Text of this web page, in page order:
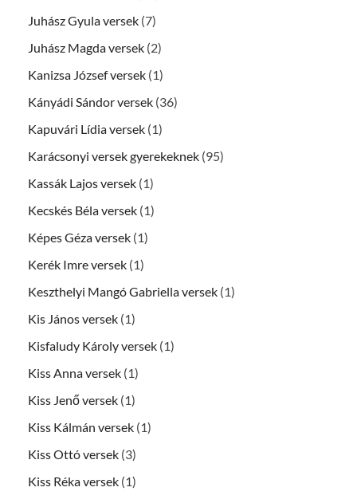
Juhász Gyula versek (7)
Juhász Magda versek (2)
Kanizsa József versek (1)
Kányádi Sándor versek (36)
Kapuvári Lídia versek (1)
Karácsonyi versek gyerekeknek (95)
Kassák Lajos versek (1)
Kecskés Béla versek (1)
Képes Géza versek (1)
Kerék Imre versek (1)
Keszthelyi Mangó Gabriella versek (1)
Kis János versek (1)
Kisfaludy Károly versek (1)
Kiss Anna versek (1)
Kiss Jenő versek (1)
Kiss Kálmán versek (1)
Kiss Ottó versek (3)
Kiss Réka versek (1)